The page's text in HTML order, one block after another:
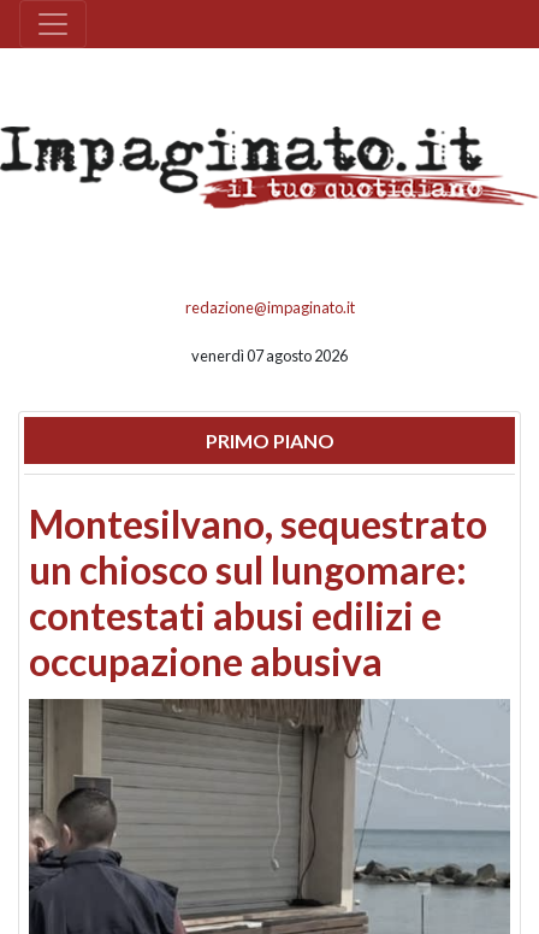
redazione@impaginato.it
venerdì 07 agosto 2026
PRIMO PIANO
Montesilvano, sequestrato
un chiosco sul lungomare:
contestati abusi edilizi e
occupazione abusiva